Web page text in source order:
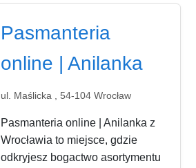
Pasmanteria
online | Anilanka
ul. Maślicka , 54-104 Wrocław
Pasmanteria online | Anilanka z
Wrocławia to miejsce, gdzie
odkryjesz bogactwo asortymentu